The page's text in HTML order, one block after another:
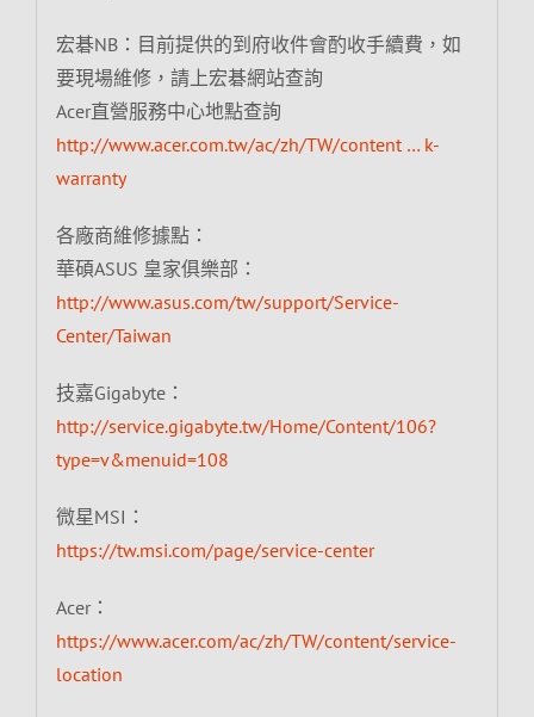
宏碁NB：目前提供的到府收件會酌收手續費，如
要現場維修，請上宏碁網站查詢
Acer直營服務中心地點查詢
http://www.acer.com.tw/ac/zh/TW/content … k-
warranty
各廠商維修據點：
華碩ASUS 皇家俱樂部：
http://www.asus.com/tw/support/Service-
Center/Taiwan
技嘉Gigabyte：
http://service.gigabyte.tw/Home/Content/106?
type=v&menuid=108
微星MSI：
https://tw.msi.com/page/service-center
Acer：
https://www.acer.com/ac/zh/TW/content/service-
location